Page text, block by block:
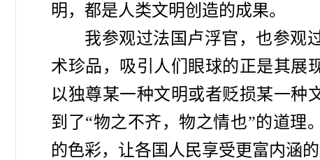
明，都是人类文明创造的成果。
我参观过法国卢浮官，也参观
术珍品，吸引人们眼球的正是其展
以独尊某一种文明或者贬损某一种
到了“物之不齐，物之情也”的道理
的色彩，让各国人民享受更富内涵